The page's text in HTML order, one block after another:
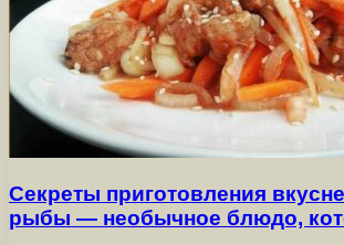
Секреты приготовления
рыбы — необычное блюдо,